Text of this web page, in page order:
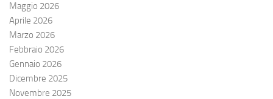
Maggio 2026
Aprile 2026
Marzo 2026
Febbraio 2026
Gennaio 2026
Dicembre 2025
Novembre 2025